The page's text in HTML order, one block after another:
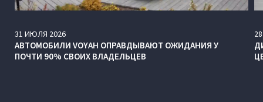
31 ИЮЛЯ 2026
АВТОМОБИЛИ VOYAH ОПРАВДЫВАЮТ ОЖИДАНИЯ У
ПОЧТИ 90% СВОИХ ВЛАДЕЛЬЦЕВ
28